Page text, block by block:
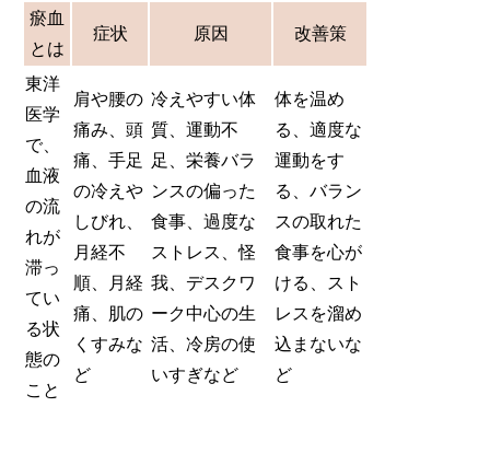
瘀血
とは
症状 原因 改善策
東洋
医学
で、
血液
の流
れが
滞っ
てい
る状
態の
こと
肩や腰の
痛み、頭
痛、手足
の冷えや
しびれ、
月経不
順、月経
痛、肌の
くすみな
ど
冷えやすい体
質、運動不
足、栄養バラ
ンスの偏った
食事、過度な
ストレス、怪
我、デスクワ
ーク中心の生
活、冷房の使
いすぎなど
体を温め
る、適度な
運動をす
る、バラン
スの取れた
食事を心が
ける、スト
レスを溜め
込まないな
ど